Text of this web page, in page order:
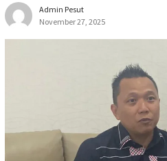
Admin Pesut
November 27, 2025